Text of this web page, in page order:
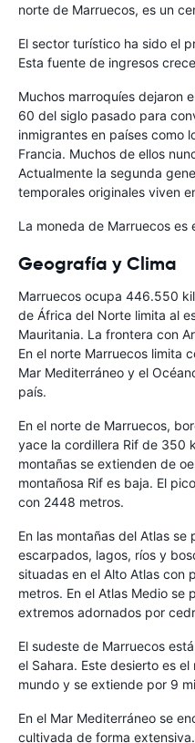
norte de Marruecos, es un
El sector turístico ha sido el
Esta fuente de ingresos
Muchos marroquíes dejaron
60 del siglo pasado para
inmigrantes en países como
Francia. Muchos de ellos
Actualmente la segunda
temporales originales viven
La moneda de Marruecos es
Geografía y Clima
Marruecos ocupa 446.550
de África del Norte limita al
Mauritania. La frontera con
En el norte Marruecos limita
Mar Mediterráneo y el
país.
En el norte de Marruecos,
yace la cordillera Rif de 350
montañas se extienden de
montañosa Rif es baja. El
con 2448 metros.
En las montañas del Atlas
escarpados, lagos, ríos y
situadas en el Alto Atlas con
metros. En el Atlas Medio se
extremos adornados por
El sudeste de Marruecos
el Sahara. Este desierto es
mundo y se extiende por 9
En el Mar Mediterráneo se
cultivada de forma